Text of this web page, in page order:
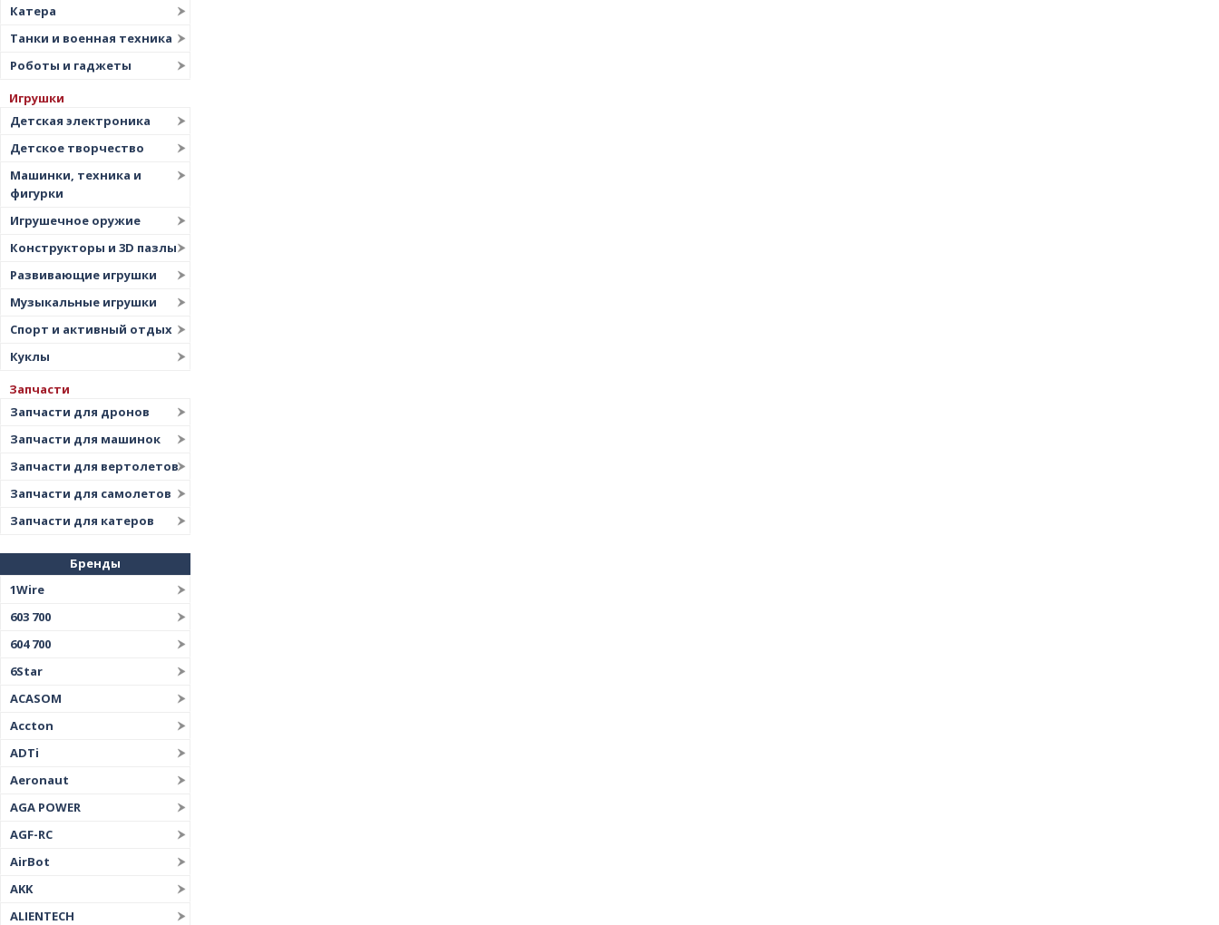
Катера
Танки и военная техника
Роботы и гаджеты
Игрушки
Детская электроника
Детское творчество
Машинки, техника и
фигурки
Игрушечное оружие
Конструкторы и 3D пазлы
Развивающие игрушки
Музыкальные игрушки
Спорт и активный отдых
Куклы
Запчасти
Запчасти для дронов
Запчасти для машинок
Запчасти для вертолетов
Запчасти для самолетов
Запчасти для катеров
Бренды
1Wire
603 700
604 700
6Star
ACASOM
Accton
ADTi
Aeronaut
AGA POWER
AGF-RC
AirBot
AKK
ALIENTECH